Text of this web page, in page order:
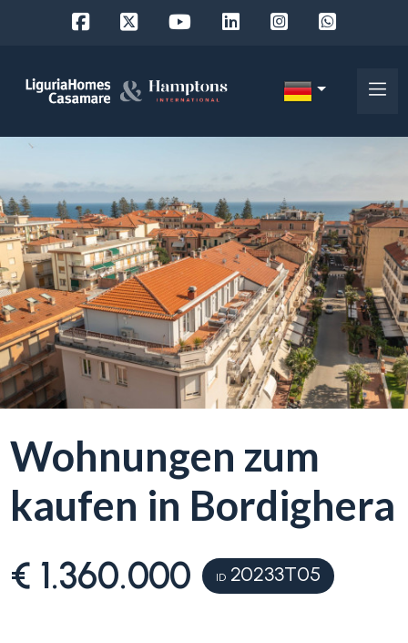
Wohnungen zum
kaufen in Bordighera
€ 1.360.000 ID 20233T05
FR
DE
RU
Über
uns
Unsere
Dienstleistungen
Blumenriviera
Objektsuche
Wo
suchen
Sie?
Provinz
Ort
Immobilientyp
Mehrfachauswahl